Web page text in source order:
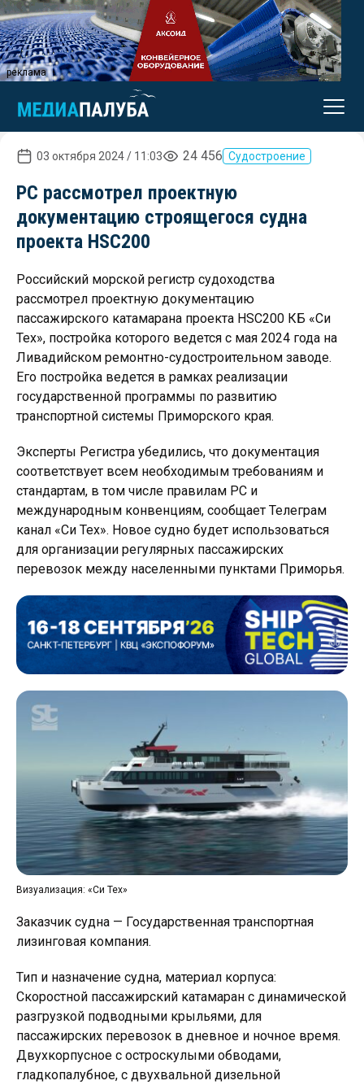
реклама
03 октября 2024 / 11:03 24 456 Судостроение
РС рассмотрел проектную
документацию строящегося судна
проекта HSC200
Российский морской регистр судоходства
рассмотрел проектную документацию
пассажирского катамарана проекта HSC200 КБ «Си
Тех», постройка которого ведется с мая 2024 года на
Ливадийском ремонтно-судостроительном заводе.
Его постройка ведется в рамках реализации
государственной программы по развитию
транспортной системы Приморского края.
Эксперты Регистра убедились, что документация
соответствует всем необходимым требованиям и
стандартам, в том числе правилам РС и
международным конвенциям, сообщает Телеграм
канал «Си Тех». Новое судно будет использоваться
для организации регулярных пассажирских
перевозок между населенными пунктами Приморья.
Визуализация: «Си Тех»
Заказчик судна — Государственная транспортная
лизинговая компания.
Тип и назначение судна, материал корпуса:
Скоростной пассажирский катамаран с динамической
разгрузкой подводными крыльями, для
пассажирских перевозок в дневное и ночное время.
Двухкорпусное с остроскулыми обводами,
гладкопалубное, с двухвальной дизельной